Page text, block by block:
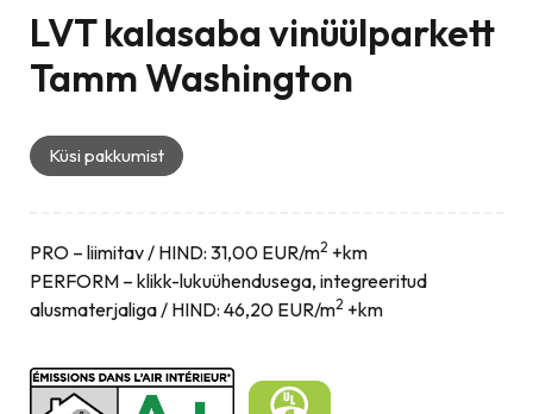
LVT kalasaba vinüülparkett
Tamm Washington
Küsi pakkumist
PRO – liimitav / HIND: 31,00 EUR/m2 +km
PERFORM – klikk-lukuühendusega, integreeritud
alusmaterjaliga / HIND: 46,20 EUR/m2 +km